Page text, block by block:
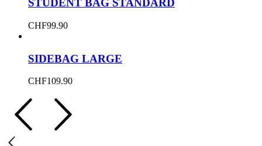
STUDENT BAG STANDARD
CHF99.90
SIDEBAG LARGE
CHF109.90